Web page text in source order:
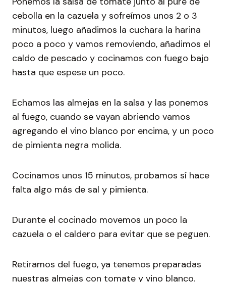
cebolla en la cazuela y sofreímos unos 2 o 3
minutos, luego añadimos la cuchara la harina
poco a poco y vamos removiendo, añadimos el
caldo de pescado y cocinamos con fuego bajo
hasta que espese un poco.
Echamos las almejas en la salsa y las ponemos
al fuego, cuando se vayan abriendo vamos
agregando el vino blanco por encima, y un poco
de pimienta negra molida.
Cocinamos unos 15 minutos, probamos sí hace
falta algo más de sal y pimienta.
Durante el cocinado movemos un poco la
cazuela o el caldero para evitar que se peguen.
Retiramos del fuego, ya tenemos preparadas
nuestras almejas con tomate y vino blanco.